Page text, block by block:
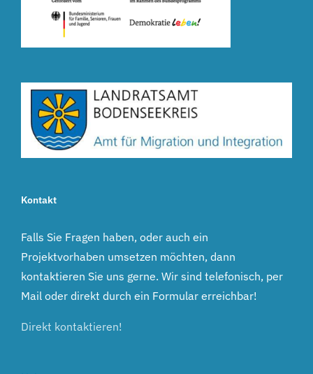
Kontakt
Falls Sie Fragen haben, oder auch ein
Projektvorhaben umsetzen möchten, dann
kontaktieren Sie uns gerne. Wir sind telefonisch, per
Mail oder direkt durch ein Formular erreichbar!
Direkt kontaktieren!